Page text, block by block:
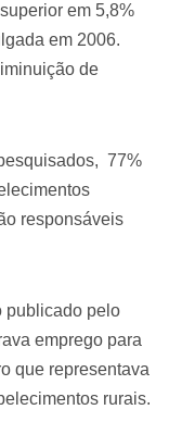
em 5,8%
em 2006.
de
77%
responsáveis
publicado pelo
emprego para
que representava
rurais.